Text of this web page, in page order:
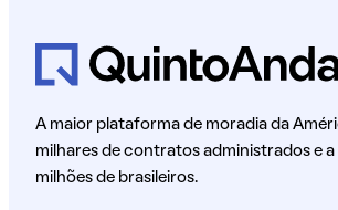
A maior plataforma de moradia da
milhares de contratos administrados e
milhões de brasileiros.